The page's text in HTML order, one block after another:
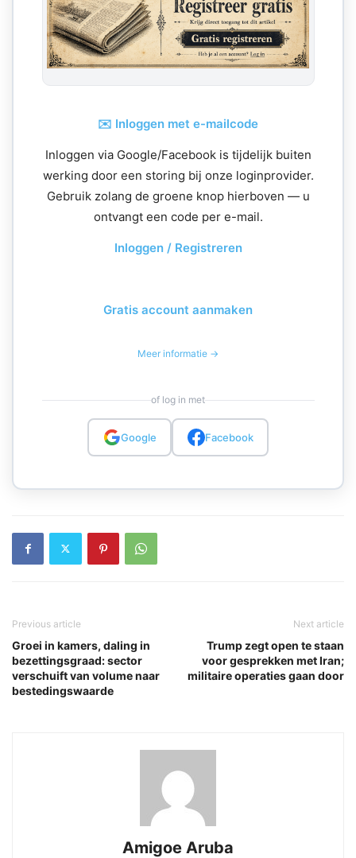
✉️ Inloggen met e-mailcode
Inloggen via Google/Facebook is tijdelijk buiten
werking door een storing bij onze loginprovider.
Gebruik zolang de groene knop hierboven — u
ontvangt een code per e-mail.
Inloggen / Registreren
Gratis account aanmaken
Meer informatie →
of log in met
Google Facebook
Previous article
Groei in kamers, daling in
bezettingsgraad: sector
verschuift van volume naar
bestedingswaarde
Next article
Trump zegt open te staan
voor gesprekken met Iran;
militaire operaties gaan door
Amigoe Aruba